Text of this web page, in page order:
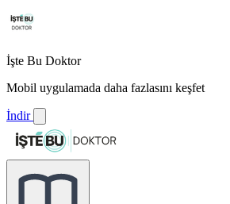
İşte Bu Doktor
Mobil uygulamada daha fazlasını keşfet
İndir